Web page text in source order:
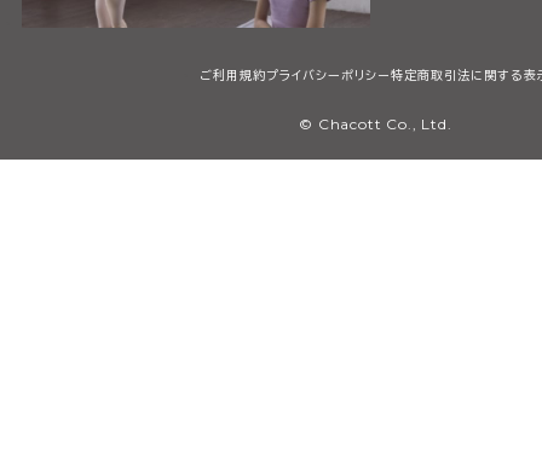
ご利用規約プライバシーポリシー特定商取引法に関する表
© Chacott Co., Ltd.